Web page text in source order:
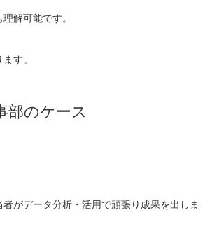
解可能です。
す。
部のケース
者がデータ分析・活用で頑張り成果を出しま